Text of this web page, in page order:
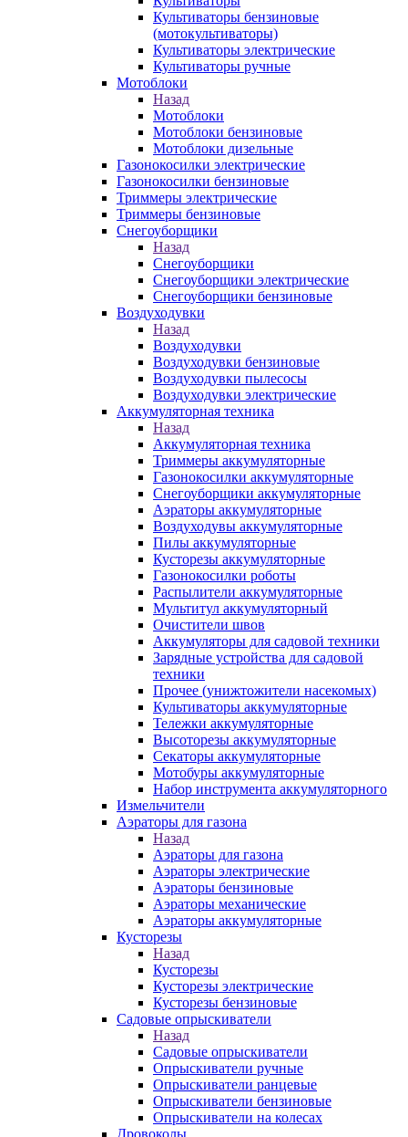
Культиваторы бензиновые
(мотокультиваторы)
Культиваторы электрические
Культиваторы ручные
Мотоблоки
Назад
Мотоблоки
Мотоблоки бензиновые
Мотоблоки дизельные
Газонокосилки электрические
Газонокосилки бензиновые
Триммеры электрические
Триммеры бензиновые
Снегоуборщики
Назад
Снегоуборщики
Снегоуборщики электрические
Снегоуборщики бензиновые
Воздуходувки
Назад
Воздуходувки
Воздуходувки бензиновые
Воздуходувки пылесосы
Воздуходувки электрические
Аккумуляторная техника
Назад
Аккумуляторная техника
Триммеры аккумуляторные
Газонокосилки аккумуляторные
Снегоуборщики аккумуляторные
Аэраторы аккумуляторные
Воздуходувы аккумуляторные
Пилы аккумуляторные
Кусторезы аккумуляторные
Газонокосилки роботы
Распылители аккумуляторные
Мультитул аккумуляторный
Очистители швов
Аккумуляторы для садовой техники
Зарядные устройства для садовой
техники
Прочее (унижтожители насекомых)
Культиваторы аккумуляторные
Тележки аккумуляторные
Высоторезы аккумуляторные
Секаторы аккумуляторные
Мотобуры аккумуляторные
Набор инструмента аккумуляторного
Измельчители
Аэраторы для газона
Назад
Аэраторы для газона
Аэраторы электрические
Аэраторы бензиновые
Аэраторы механические
Аэраторы аккумуляторные
Кусторезы
Назад
Кусторезы
Кусторезы электрические
Кусторезы бензиновые
Садовые опрыскиватели
Назад
Садовые опрыскиватели
Опрыскиватели ручные
Опрыскиватели ранцевые
Опрыскиватели бензиновые
Опрыскиватели на колесах
Дровоколы